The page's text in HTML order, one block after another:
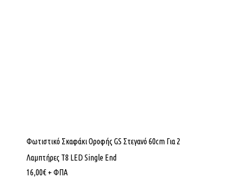
Φωτιστικό Σκαφάκι Οροφής GS Στεγανό 60cm Για 2
Λαμπτήρες Τ8 LED Single End
16,00€ + ΦΠΑ